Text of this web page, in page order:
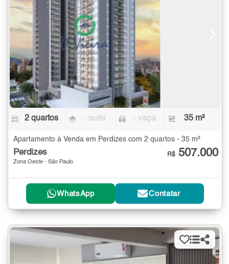
2 quartos - suíte - vaga 35 m²
Apartamento à Venda em Perdizes com 2 quartos - 35 m²
Perdizes
Zona Oeste - São Paulo
R$ 507.000
WhatsApp Contatar